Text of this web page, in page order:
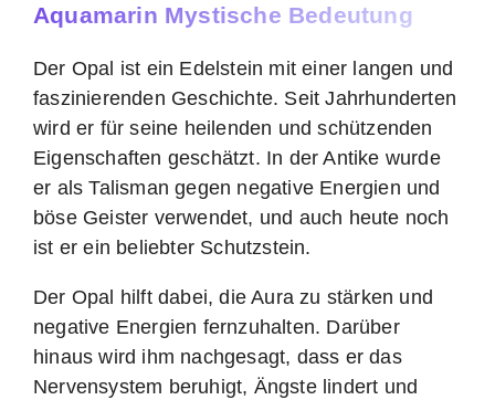
Aquamarin Mystische Bedeutung
Der Opal ist ein Edelstein mit einer langen und
faszinierenden Geschichte. Seit Jahrhunderten
wird er für seine heilenden und schützenden
Eigenschaften geschätzt. In der Antike wurde
er als Talisman gegen negative Energien und
böse Geister verwendet, und auch heute noch
ist er ein beliebter Schutzstein.
Der Opal hilft dabei, die Aura zu stärken und
negative Energien fernzuhalten. Darüber
hinaus wird ihm nachgesagt, dass er das
Nervensystem beruhigt, Ängste lindert und